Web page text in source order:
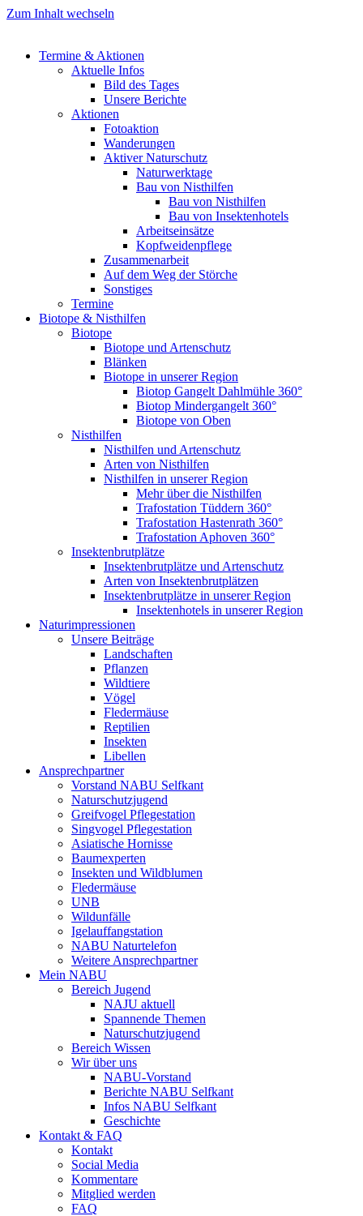
Zum Inhalt wechseln
Termine & Aktionen
Aktuelle Infos
Bild des Tages
Unsere Berichte
Aktionen
Fotoaktion
Wanderungen
Aktiver Naturschutz
Naturwerktage
Bau von Nisthilfen
Bau von Nisthilfen
Bau von Insektenhotels
Arbeitseinsätze
Kopfweidenpflege
Zusammenarbeit
Auf dem Weg der Störche
Sonstiges
Termine
Biotope & Nisthilfen
Biotope
Biotope und Artenschutz
Blänken
Biotope in unserer Region
Biotop Gangelt Dahlmühle 360°
Biotop Mindergangelt 360°
Biotope von Oben
Nisthilfen
Nisthilfen und Artenschutz
Arten von Nisthilfen
Nisthilfen in unserer Region
Mehr über die Nisthilfen
Trafostation Tüddern 360°
Trafostation Hastenrath 360°
Trafostation Aphoven 360°
Insektenbrutplätze
Insektenbrutplätze und Artenschutz
Arten von Insektenbrutplätzen
Insektenbrutplätze in unserer Region
Insektenhotels in unserer Region
Naturimpressionen
Unsere Beiträge
Landschaften
Pflanzen
Wildtiere
Vögel
Fledermäuse
Reptilien
Insekten
Libellen
Ansprechpartner
Vorstand NABU Selfkant
Naturschutzjugend
Greifvogel Pflegestation
Singvogel Pflegestation
Asiatische Hornisse
Baumexperten
Insekten und Wildblumen
Fledermäuse
UNB
Wildunfälle
Igelauffangstation
NABU Naturtelefon
Weitere Ansprechpartner
Mein NABU
Bereich Jugend
NAJU aktuell
Spannende Themen
Naturschutzjugend
Bereich Wissen
Wir über uns
NABU-Vorstand
Berichte NABU Selfkant
Infos NABU Selfkant
Geschichte
Kontakt & FAQ
Kontakt
Social Media
Kommentare
Mitglied werden
FAQ